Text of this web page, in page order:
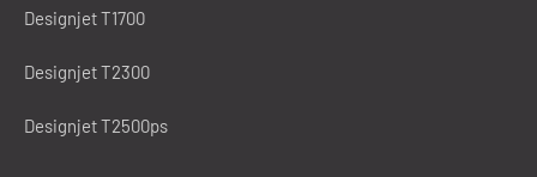
Designjet T1700
Designjet T2300
Designjet T2500ps